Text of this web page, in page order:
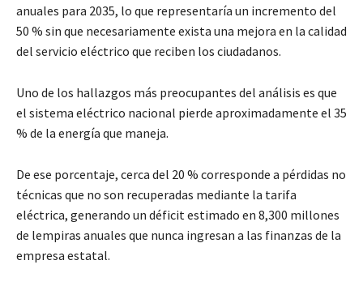
anuales para 2035, lo que representaría un incremento del
50 % sin que necesariamente exista una mejora en la calidad
del servicio eléctrico que reciben los ciudadanos.
Uno de los hallazgos más preocupantes del análisis es que
el sistema eléctrico nacional pierde aproximadamente el 35
% de la energía que maneja.
De ese porcentaje, cerca del 20 % corresponde a pérdidas no
técnicas que no son recuperadas mediante la tarifa
eléctrica, generando un déficit estimado en 8,300 millones
de lempiras anuales que nunca ingresan a las finanzas de la
empresa estatal.